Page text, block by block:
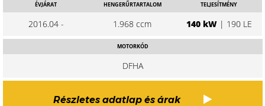
ÉVJÁRAT
2016.04 -
HENGERŰRTARTALOM
1.968 ccm
TELJESÍTMÉNY
140 kW| 190 LE
MOTORKÓD
DFHA
Részletes adatlap és árak